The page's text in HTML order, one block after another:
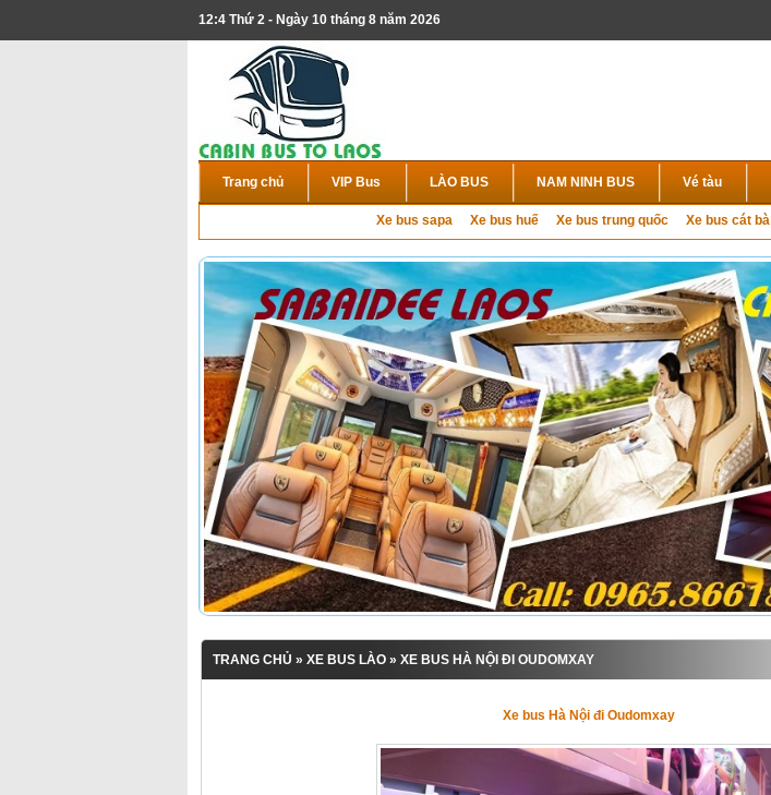
12:4 Thứ 2 - Ngày 10 tháng 8 năm 2026
Trang chủ VIP Bus LÀO BUS NAM NINH BUS Vé tàu
Xe bus sapa Xe bus huế Xe bus trung quốc Xe bus cát bà
TRANG CHỦ » XE BUS LÀO » XE BUS HÀ NỘI ĐI OUDOMXAY
Xe bus Hà Nội đi Oudomxay